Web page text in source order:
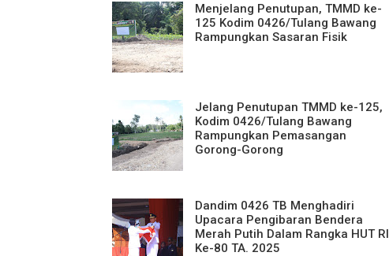
Menjelang Penutupan, TMMD ke-
125 Kodim 0426/Tulang Bawang
Rampungkan Sasaran Fisik
Jelang Penutupan TMMD ke-125,
Kodim 0426/Tulang Bawang
Rampungkan Pemasangan
Gorong-Gorong
Dandim 0426 TB Menghadiri
Upacara Pengibaran Bendera
Merah Putih Dalam Rangka HUT RI
Ke-80 TA. 2025